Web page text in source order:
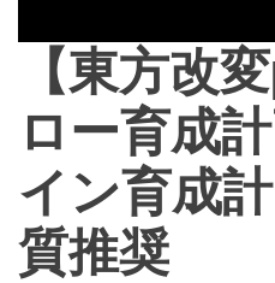
【東方改
ロー育成
イン育成
質推奨